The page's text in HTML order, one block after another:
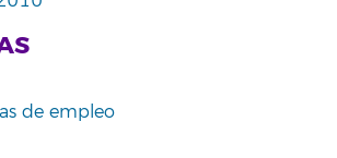
de empleo